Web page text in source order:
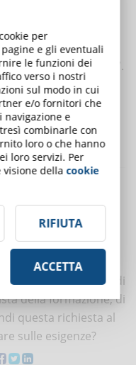
una
è “docente”.
importante in
tecnologia, cosa
formativi:
è l'e-
performance, quindi
della formazione, di
questa richiesta al
sulle esigenze?
per
e gli eventuali
le funzioni dei
verso i nostri
sul modo in cui
e/o fornitori che
e
combinarle con
loro o che hanno
loro servizi. Per
visione dellacookie
RIFIUTA
ACCETTA